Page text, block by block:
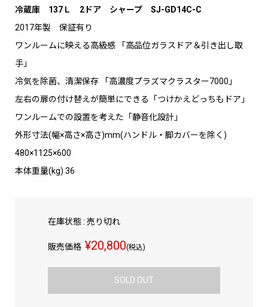
冷蔵庫 137Ｌ 2ドア シャープ SJ-GD14C-C
2017年製 保証有り
ワンルームに映える高級感 「高品位ガラスドア＆引き出し取
手」
冷気を除菌、清潔保存 「高濃度プラズマクラスター7000」
左右の扉の付け替えが簡単にできる「つけかえどっちもドア」
ワンルームでの設置を考えた「静音化設計」
外形寸法(幅×高さ×高さ)mm(ハンドル・脚カバーを除く)
480×1125×600
本体重量(kg) 36
在庫状態 : 売り切れ
販売価格 ¥20,800(税込)
SOLD OUT